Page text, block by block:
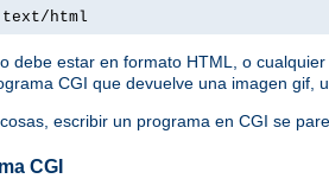
text/html
debe estar en formato HTML, o
CGI que devuelve una imagen gif,
escribir un programa en CGI se
CGI